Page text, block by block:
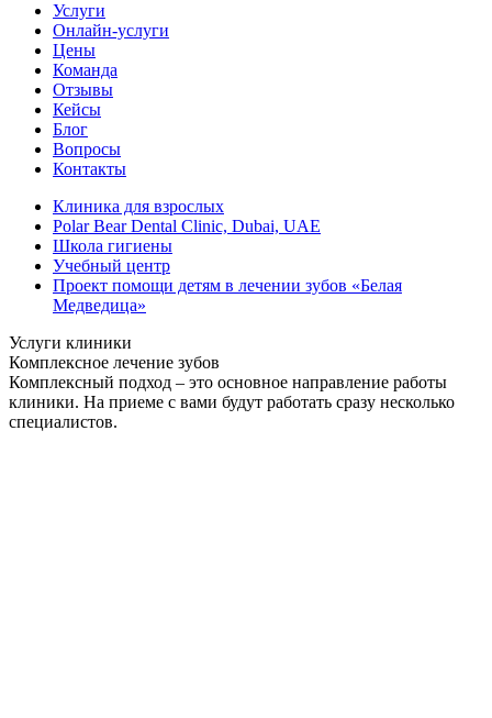
Услуги
Онлайн-услуги
Цены
Команда
Отзывы
Кейсы
Блог
Вопросы
Контакты
Клиника для взрослых
Polar Bear Dental Clinic, Dubai, UAE
Школа гигиены
Учебный центр
Проект помощи детям в лечении зубов «Белая
Медведица»
Услуги клиники
Комплексное лечение зубов
Комплексный подход – это основное направление работы
клиники. На приеме с вами будут работать сразу несколько
специалистов.